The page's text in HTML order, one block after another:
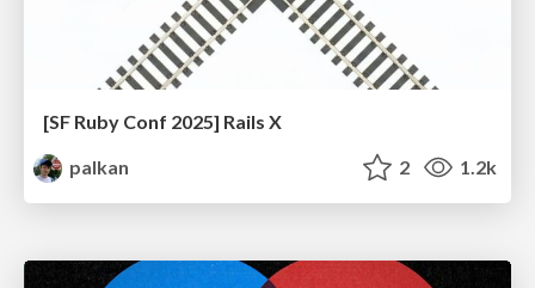
[SF Ruby Conf 2025] Rails X
palkan
2 1.2k